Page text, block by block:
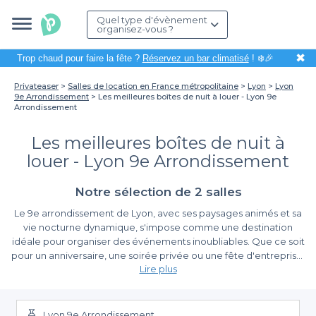
Quel type d'évènement
organisez-vous ?
Trop chaud pour faire la fête ? Réservez un bar climatisé! ❄️🎉 ✖
Privateaser Salles de location en France métropolitaine Lyon
Lyon
9e Arrondissement
Les meilleures boîtes de nuit à louer - Lyon 9e
Arrondissement
Les meilleures boîtes de nuit à
louer - Lyon 9e Arrondissement
Notre sélection de 2 salles
Le 9e arrondissement de Lyon, avec ses paysages animés et sa
vie nocturne dynamique, s'impose comme une destination
idéale pour organiser des événements inoubliables. Que ce soit
pour un anniversaire, une soirée privée ou une fête d'entreprise,
la location d'une boîte de nuit dans ce quartier promet des
Pourquoi choisir une boîte de nuit à Lyon 9e ?
Lire plus